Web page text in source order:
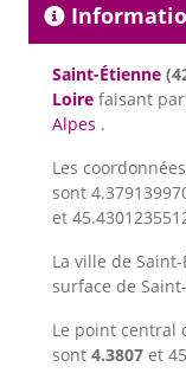
Saint-Étienne
Loire faisant
Alpes .
Les
sont
et
La ville de
surface de
Le point central
sont 4.3807 et